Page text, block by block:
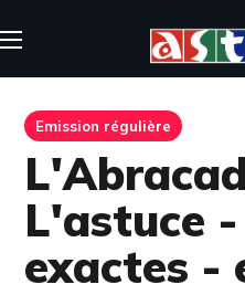
Emission régulière
L'astuce
exactes -